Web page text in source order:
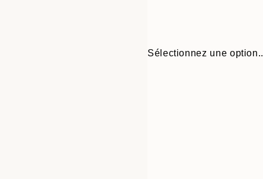
Sélectionnez une